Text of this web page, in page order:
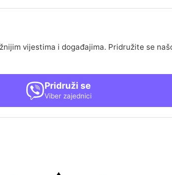
vijestima i događajima. Pridružite se
Pridruži se
Viber zajednici